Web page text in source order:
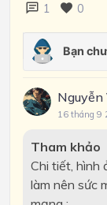
1 0
Nguyễn
16 tháng 9
Tham khảo
Chi tiết, hình
làm nên sức